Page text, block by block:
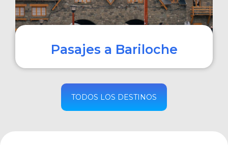
Pasajes a Bariloche
COMPRAR
TODOS LOS DESTINOS